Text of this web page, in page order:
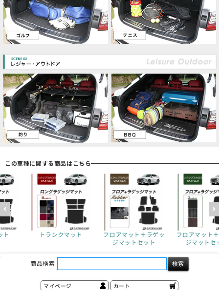
この車種に関する商品はこちら
ット
フロアマット＋ラゲッ
フロアマット＋ラゲッ
ジマットセット
フロアマッ
ジマッ
商品検索
マイページ カート